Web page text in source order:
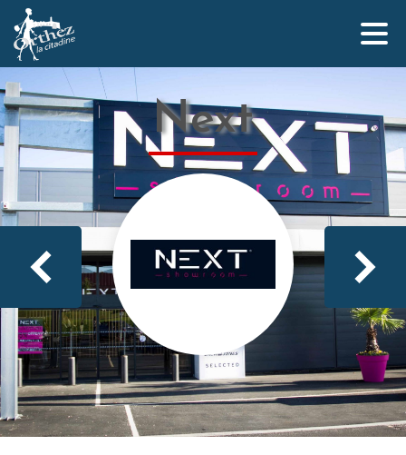
Qui sommes-nous ?
L’équipe Orthez la Citadine
Nos partenaires
Next